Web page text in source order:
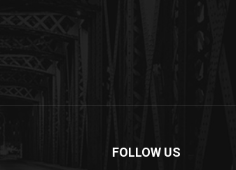
FOLLOW US